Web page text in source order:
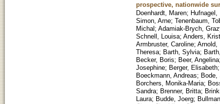
prospective, nationwide
Doenhardt, Maren; Hufnagel,
Simon, Arne; Tenenbaum,
Michal; Adamiak-Brych,
Schnell, Louisa; Anders,
Armbruster, Caroline; Arnold,
Theresa; Barth, Sylvia;
Becker, Boris; Beer, Angelina
Josephine; Berger, Elisabeth
Boeckmann, Andreas; Bode,
Borchers, Monika-Maria;
Sandra; Brenner, Britta;
Laura; Budde, Joerg;